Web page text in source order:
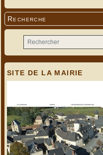
Recherche
SITE DE LA MAIRIE